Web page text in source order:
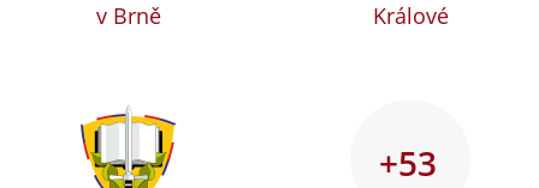
v Brně
Králové
+53